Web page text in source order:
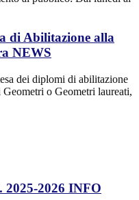
di Abilitazione alla
NEWS
dei diplomi di abilitazione
o Geometri laureati,
2025-2026 INFO